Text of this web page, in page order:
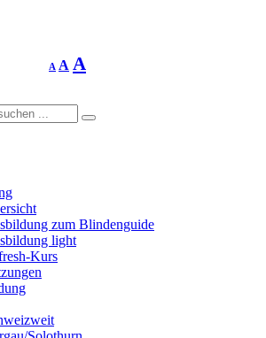
A
Schriftgrösse
verringern
A Schriftgrösse
zurücksetzen
A
zum Blindenguide
light
Kurs